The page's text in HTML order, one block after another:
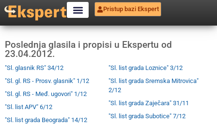
Pristup bazi Ekspert
Poslednja glasila i propisi u Ekspertu od
23.04.2012.
"Sl. glasnik RS" 34/12
"Sl. gl. RS - Prosv. glasnik" 1/12
"Sl. gl. RS - Međ. ugovori" 1/12
"Sl. list APV" 6/12
"Sl. list grada Beograda" 14/12
"Sl. list grada Loznice" 3/12
"Sl. list grada Sremska Mitrovica"
2/12
"Sl. list grada Zaječara" 31/11
"Sl. list grada Subotice" 7/12